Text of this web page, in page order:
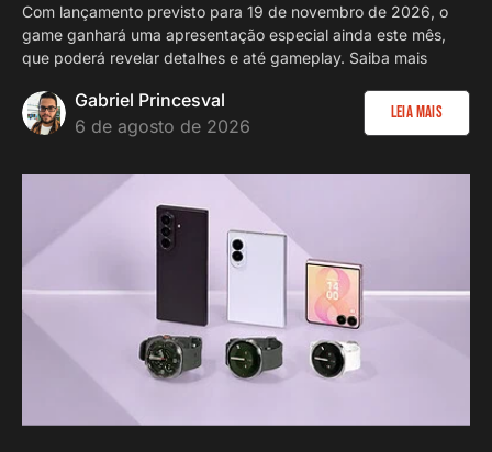
Com lançamento previsto para 19 de novembro de 2026, o
game ganhará uma apresentação especial ainda este mês,
que poderá revelar detalhes e até gameplay. Saiba mais
Gabriel Princesval
6 de agosto de 2026
Leia Mais